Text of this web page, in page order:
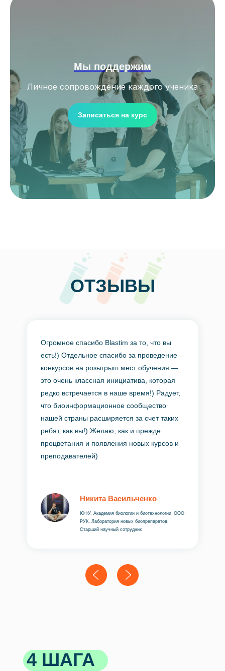
Мы поддержим
Личное сопровождение каждого ученика
Записаться на курс
ОТЗЫВЫ
Огромное спасибо Blastim за то, что вы
есть!) Отдельное спасибо за проведение
конкурсов на розыгрыш мест обучения —
это очень классная инициатива, которая
редко встречается в наше время!) Радует,
что биоинформационное сообщество
нашей страны расширяется за счет таких
ребят, как вы!) Желаю, как и прежде
процветания и появления новых курсов и
преподавателей)
Никита Васильченко
ЮФУ, Академия биологии и биотехнологии ООО
РУК, Лаборатория новых биопрепаратов,
Старший научный сотрудник
4 ШАГА